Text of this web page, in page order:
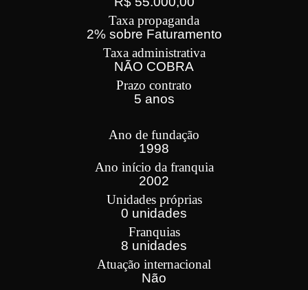
Taxa propaganda
2% sobre Faturamento
Taxa administrativa
NÃO COBRA
Prazo contrato
5 anos
Ano de fundação
1998
Ano início da franquia
2002
Unidades próprias
0 unidades
Franquias
8 unidades
Atuação internacional
Não